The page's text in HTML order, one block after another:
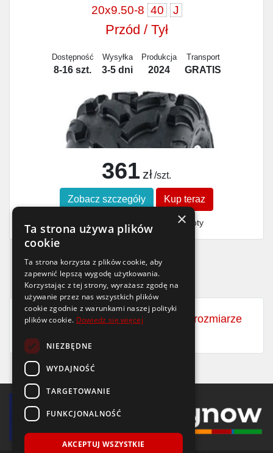
20x9.50-8 40 J
Przód / Tył
Dostępność
8-16 szt.
Wysyłka
3-5 dni
Produkcja
2024
Transport
GRATIS
361 zł /szt.
Zobacz szczegóły Kup teraz
Finansowanie dla firm - MŚP i floty
Zobacz wszystkie opony letnie w rozmiarze
×
Ta strona używa plików
cookie
Ta strona korzysta z plików cookie, aby
zapewnić lepszą wygodę użytkowania.
Korzystając z tej strony, wyrażasz zgodę na
używanie przez nas wszystkich plików
cookie zgodnie z warunkami naszej polityki
plików cookie. Dowiedz się więcej
NIEZBĘDNE
WYDAJNOŚĆ
TARGETOWANIE
FUNKCJONALNOŚĆ
AKCEPTUJ WSZYSTKIE